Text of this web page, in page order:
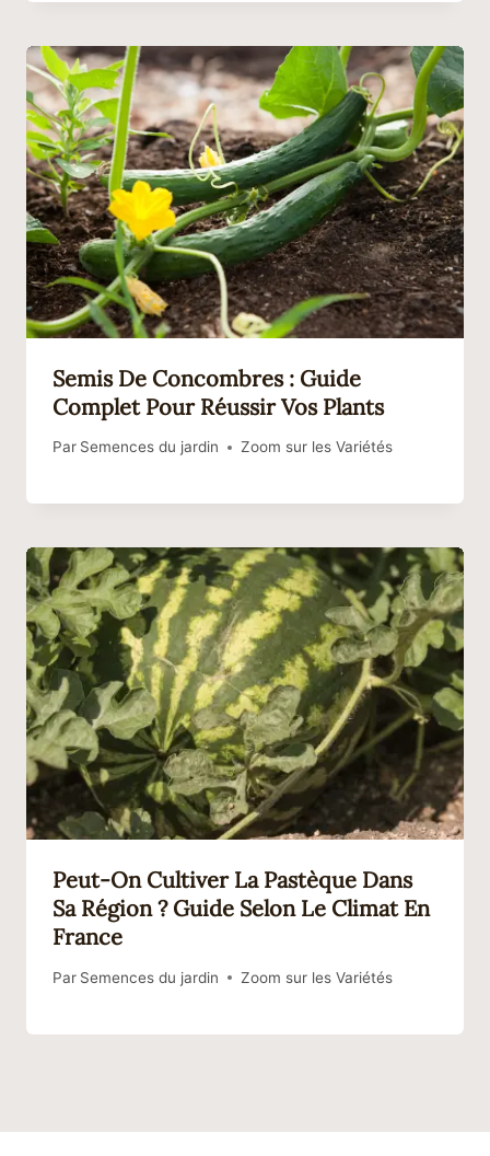
Semis De Concombres : Guide
Complet Pour Réussir Vos Plants
Par Semences du jardin Zoom sur les Variétés
Peut-On Cultiver La Pastèque Dans
Sa Région ? Guide Selon Le Climat En
France
Par Semences du jardin Zoom sur les Variétés